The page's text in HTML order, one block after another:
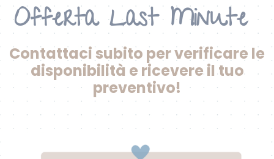
Offerta Last Minute
Contattaci subito per verificare le
disponibilità e ricevere il tuo
preventivo!